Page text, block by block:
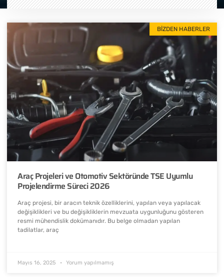
BIZDEN HABERLER
Araç Projeleri ve Otomotiv Sektöründe TSE Uyumlu
Projelendirme Süreci 2026
Araç projesi, bir aracın teknik özelliklerini, yapılan veya yapılacak
değişiklikleri ve bu değişikliklerin mevzuata uygunluğunu gösteren
resmi mühendislik dokümanıdır. Bu belge olmadan yapılan
tadilatlar, araç
Mayıs 16, 2025 Yorum yapılmamış